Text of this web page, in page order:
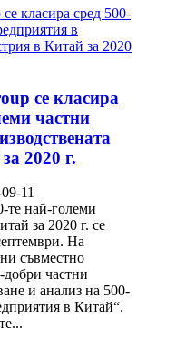
се класира
частни
2020 г.
11
те най-големи
за 2020 г. се
На
съвместно
добри частни
и анализ на 500-
в Китай“.